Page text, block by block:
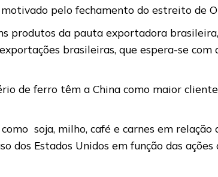
pelo fechamento do estreito de
produtos da pauta exportadora
brasileiras, que espera-se com
de ferro têm a China como maior
soja, milho, café e carnes em relação
dos Estados Unidos em função das